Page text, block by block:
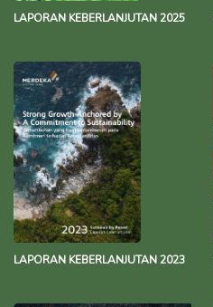
LAPORAN KEBERLANJUTAN 2025
LAPORAN KEBERLANJUTAN 2023